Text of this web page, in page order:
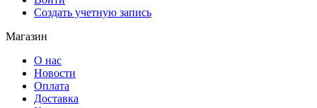
Создать учетную запись
Магазин
О нас
Новости
Оплата
Доставка